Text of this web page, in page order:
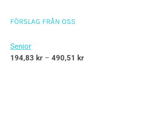
FÖRSLAG FRÅN OSS
Senior
194,83 kr– 490,51 kr